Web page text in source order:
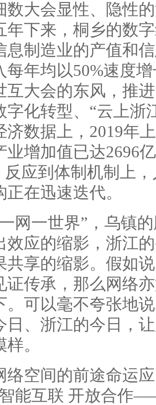
会显性、隐性的
年下来，桐乡的数
息制造业的产值和
每年均以50%速度
互大会的东风，推
字化转型、“云上浙
济数据上，2019年
业增加值已达2696
反应到体制机制上
正在迅速迭代。
一世界”，乌镇的
效应的缩影，浙江
共享的缩影。假如
证传承，那么网络
。可以毫不夸张地
日、浙江的今日，
。
间的前途命运应
能互联 开放合作